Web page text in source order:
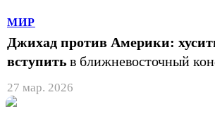
МИР
Джихад против Америки:
вступить в ближневосточный
27 мар. 2026